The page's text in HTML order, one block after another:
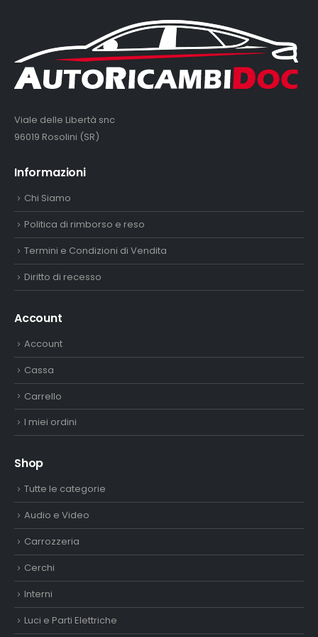
Viale delle Libertà snc
96019 Rosolini (SR)
Informazioni
Chi Siamo
Politica di rimborso e reso
Termini e Condizioni di Vendita
Diritto di recesso
Account
Account
Cassa
Carrello
I miei ordini
Shop
Tutte le categorie
Audio e Video
Carrozzeria
Cerchi
Interni
Luci e Parti Elettriche